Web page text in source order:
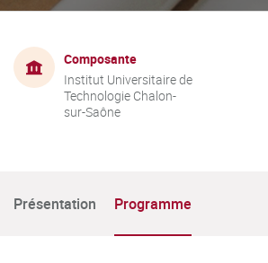
Composante
Institut Universitaire de
Technologie Chalon-
sur-Saône
Présentation Programme